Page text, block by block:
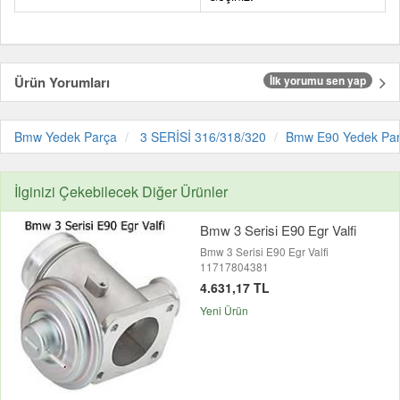
Ürün Yorumları İlk yorumu sen yap
Bmw Yedek Parça 3 SERİSİ 316/318/320 Bmw E90 Yedek
İlginizi Çekebilecek Diğer Ürünler
Bmw 3 Serisi E90 Egr Valfi
Bmw 3 Serisi E90 Egr Valfi
11717804381
4.631,17 TL
Yeni Ürün